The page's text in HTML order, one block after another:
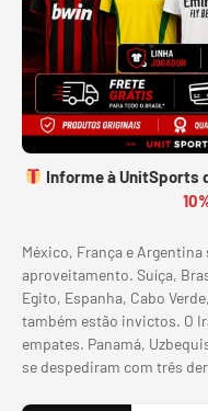
Informe à UnitSports
México, França e Argentina
aproveitamento. Suíça,
Egito, Espanha, Cabo
também estão invictos. O
empates. Panamá,
se despediram com três